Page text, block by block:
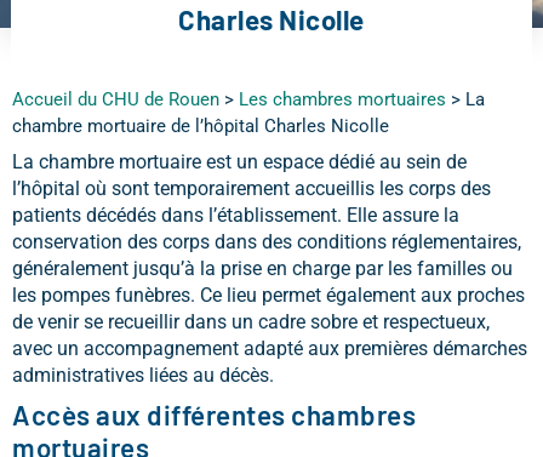
Charles Nicolle
Accueil du CHU de Rouen > Les chambres mortuaires > La
chambre mortuaire de l’hôpital Charles Nicolle
La chambre mortuaire est un espace dédié au sein de
l’hôpital où sont temporairement accueillis les corps des
patients décédés dans l’établissement. Elle assure la
conservation des corps dans des conditions réglementaires,
généralement jusqu’à la prise en charge par les familles ou
les pompes funèbres. Ce lieu permet également aux proches
de venir se recueillir dans un cadre sobre et respectueux,
avec un accompagnement adapté aux premières démarches
administratives liées au décès.
Accès aux différentes chambres
mortuaires